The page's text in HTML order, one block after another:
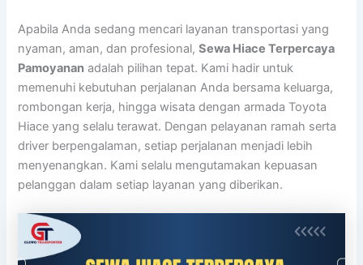
Apabila Anda sedang mencari layanan transportasi yang
nyaman, aman, dan profesional,Sewa Hiace Terpercaya
Pamoyanan adalah pilihan tepat. Kami hadir untuk
memenuhi kebutuhan perjalanan Anda bersama keluarga,
rombongan kerja, hingga wisata dengan armada Toyota
Hiace yang selalu terawat. Dengan pelayanan ramah serta
driver berpengalaman, setiap perjalanan menjadi lebih
menyenangkan. Kami selalu mengutamakan kepuasan
pelanggan dalam setiap layanan yang diberikan.